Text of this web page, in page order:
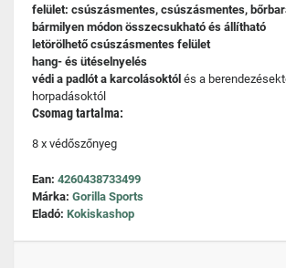
felület: csúszásmentes, csúszásmentes,
bármilyen módon összecsukható és állítható
letörölhető csúszásmentes felület
hang- és ütéselnyelés
védi a padlót a karcolásoktól és a
horpadásoktól
Csomag tartalma:
8 x védőszőnyeg
Ean: 4260438733499
Márka: Gorilla Sports
Eladó: Kokiskashop